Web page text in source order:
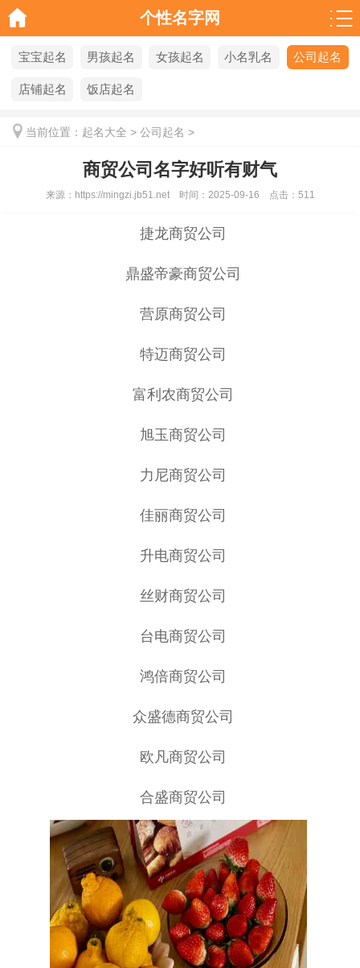
个性名字网
宝宝起名 男孩起名 女孩起名 小名乳名 公司起名
店铺起名 饭店起名
当前位置： 起名大全 > 公司起名 >
商贸公司名字好听有财气
来源： https://mingzi.jb51.net 时间： 2025-09-16 点击： 511
捷龙商贸公司
鼎盛帝豪商贸公司
营原商贸公司
特迈商贸公司
富利农商贸公司
旭玉商贸公司
力尼商贸公司
佳丽商贸公司
升电商贸公司
丝财商贸公司
台电商贸公司
鸿倍商贸公司
众盛德商贸公司
欧凡商贸公司
合盛商贸公司